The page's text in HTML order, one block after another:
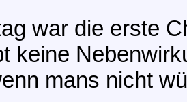
war die erste
keine
mans nicht